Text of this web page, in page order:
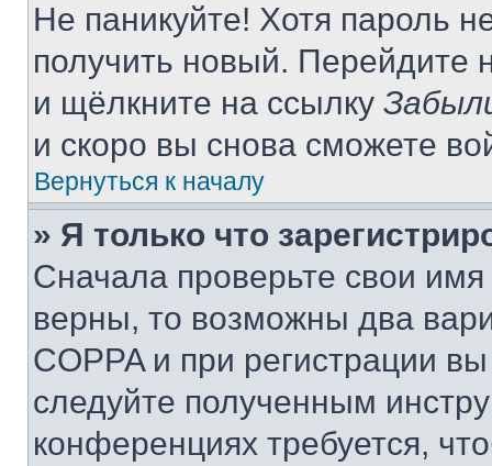
Не паникуйте! Хотя пароль
получить новый. Перейдите
и щёлкните на ссылку
и скоро вы снова сможете
Вернуться к началу
» Я только что
Сначала проверьте свои
верны, то возможны два
COPPA и при регистрации
следуйте полученным
конференциях требуется,